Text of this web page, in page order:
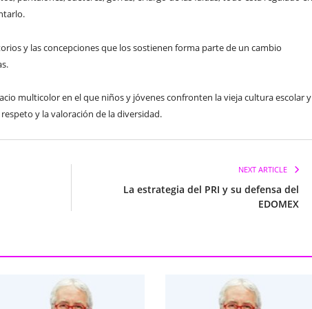
y las concepciones que los sostienen forma parte de un cambio
multicolor en el que niños y jóvenes confronten la vieja cultura escolar y
y la valoración de la diversidad.
NEXT ARTICLE
La estrategia del PRI y su defensa del
EDOMEX